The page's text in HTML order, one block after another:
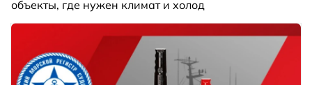
объекты, где нужен климат и холод